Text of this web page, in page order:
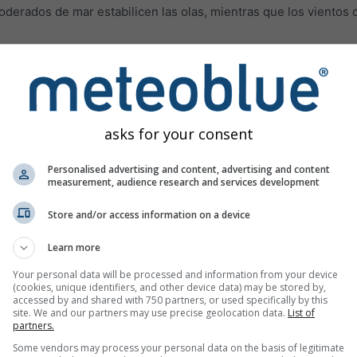
de mar estabilicen las olas, mientras que los
formación de las olas es el viento. Al entrar en contacto
Estas partículas siguen empujándose unas a otras. Como
serán las olas.
viento, las olas adquieren diferentes velocidades. Si las
y, raramente, las llamadas olas vagabundas o gigantes.
con un fondo marino fuertemente ascendente, esta
tierra-mar y mar-tierra. Estos representan la dirección
la masa de tierra, y tierra-mar (offshore) sopla desde la
en la costa, mientras que los vientos de tierra-mar no
disfrutar de situaciones en las que fuertes vientos de mar-
condiciones, las largas olas de mar de fondo
nuestro
asks for your consent
Personalised advertising and content, advertising and content
measurement, audience research and services development
Store and/or access information on a device
Learn more
Your personal data will be processed and information from your device
(cookies, unique identifiers, and other device data) may be stored by,
accessed by and shared with 750 partners, or used specifically by this
site. We and our partners may use precise geolocation data. List of
partners.
Some vendors may process your personal data on the basis of legitimate